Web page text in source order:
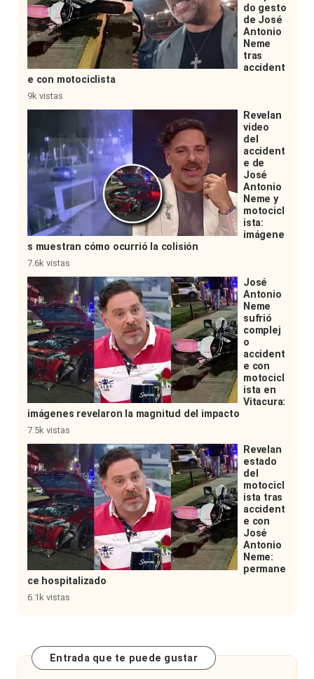
do gesto
de José
Antonio
Neme
tras
accident
e con motociclista
9k vistas
Revelan
video
del
accident
e de
José
Antonio
Neme y
motocicl
ista:
imágene
s muestran cómo ocurrió la colisión
7.6k vistas
José
Antonio
Neme
sufrió
complej
o
accident
e con
motocicl
ista en
Vitacura:
imágenes revelaron la magnitud del impacto
7.5k vistas
Revelan
estado
del
motocicl
ista tras
accident
e con
José
Antonio
Neme:
permane
ce hospitalizado
6.1k vistas
Entrada que te puede gustar